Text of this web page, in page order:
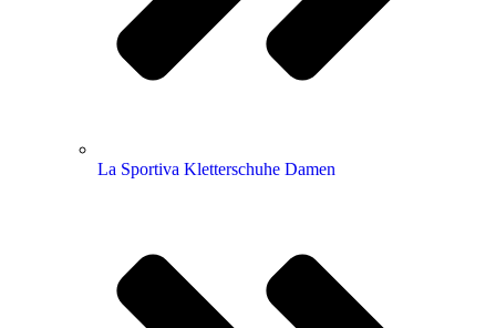
La Sportiva Kletterschuhe Damen